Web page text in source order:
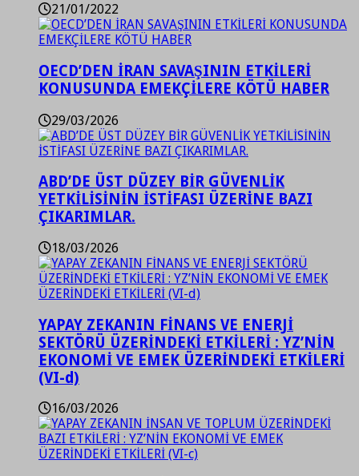
21/01/2022
OECD’DEN İRAN SAVAŞININ ETKİLERİ
KONUSUNDA EMEKÇİLERE KÖTÜ HABER
29/03/2026
ABD’DE ÜST DÜZEY BİR GÜVENLİK
YETKİLİSİNİN İSTİFASI ÜZERİNE BAZI
ÇIKARIMLAR.
18/03/2026
YAPAY ZEKANIN FİNANS VE ENERJİ
SEKTÖRÜ ÜZERİNDEKİ ETKİLERİ : YZ’NİN
EKONOMİ VE EMEK ÜZERİNDEKİ ETKİLERİ
(VI-d)
16/03/2026